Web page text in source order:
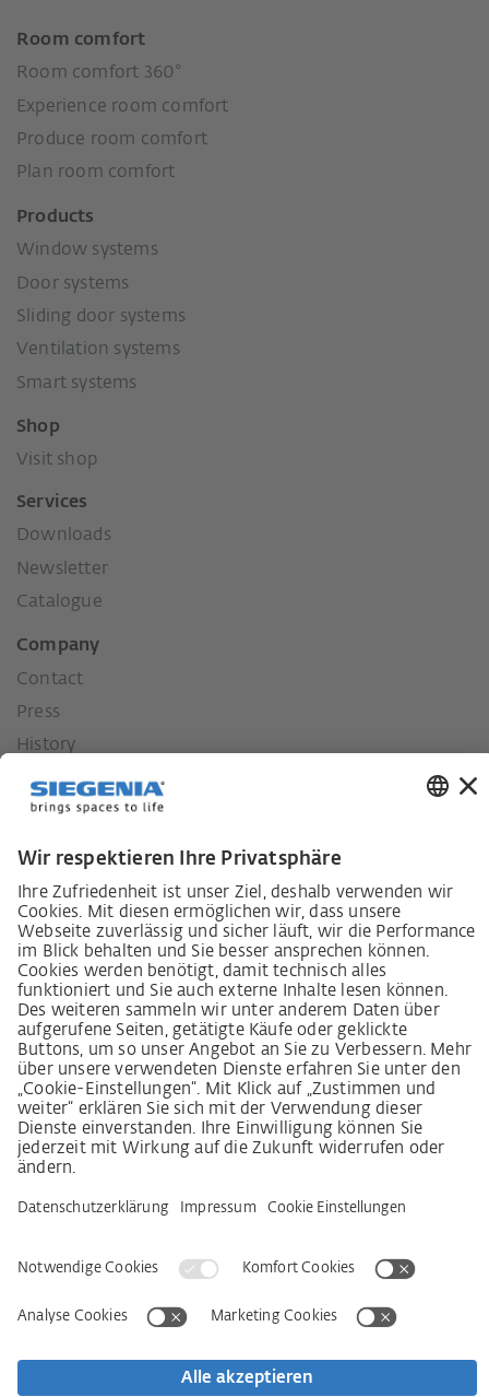
Room comfort
Room comfort 360°
Experience room comfort
Produce room comfort
Plan room comfort
Products
Window systems
Door systems
Sliding door systems
Ventilation systems
Smart systems
Shop
Visit shop
Services
Downloads
Newsletter
Catalogue
Company
Contact
Press
History
Our values
Social commitment
German supply chain act
Code of Conduct
SCDDA Information sheet for suppliers
Policy statement on the human rights strategy
Complaints procedure
Accessibility Statement